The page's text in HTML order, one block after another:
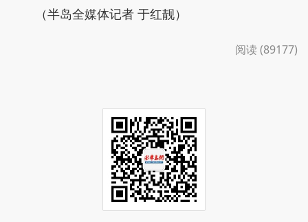
（半岛全媒体记者 于红靓）
阅读 (89177)